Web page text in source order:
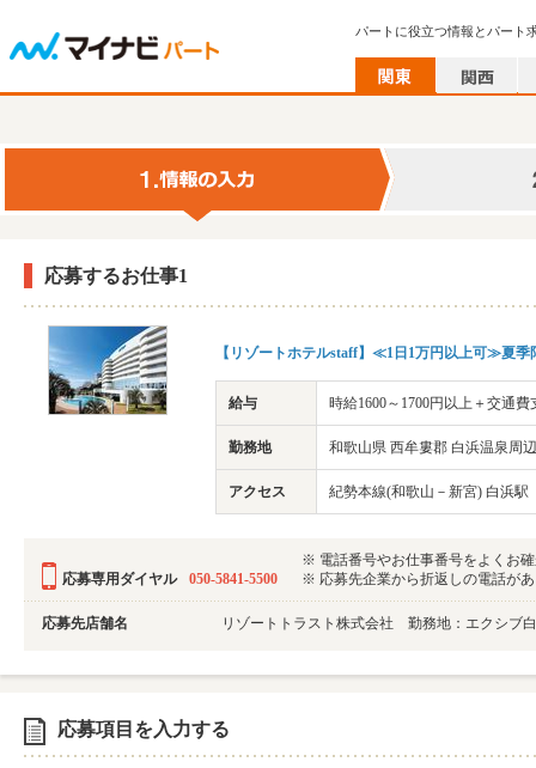
パートに役立つ情報とパート
応募するお仕事1
【リゾートホテルstaff】≪1日1万円以上可≫夏
給与 時給1600～1700円以上＋交通
勤務地 和歌山県 西牟婁郡 白浜温泉周辺
アクセス 紀勢本線(和歌山－新宮) 白浜駅
応募専用ダイヤル 050-5841-5500
※ 電話番号やお仕事番号をよくお
※ 応募先企業から折返しの電話が
応募先店舗名 リゾートトラスト株式会社 勤務地：エクシブ
応募項目を入力する